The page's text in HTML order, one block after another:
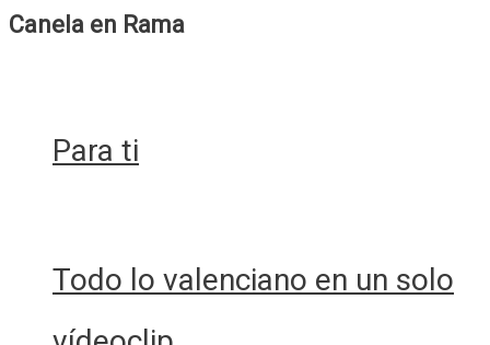
de
Canela en Rama
Para ti
Todo lo valenciano en un solo